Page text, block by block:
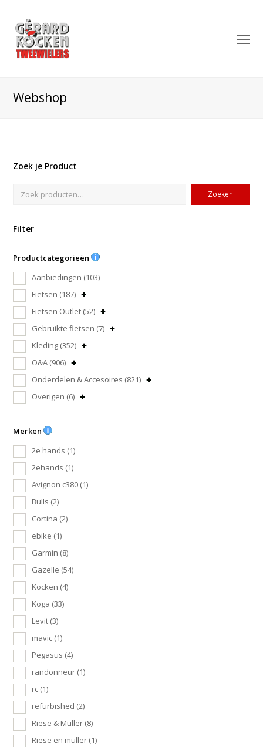
Webshop
Zoek je Product
Zoeken
Filter
Productcategorieën
Aanbiedingen (103)
Fietsen (187)
Fietsen Outlet (52)
Gebruikte fietsen (7)
Kleding (352)
O&A (906)
Onderdelen & Accesoires (821)
Overigen (6)
Merken
2e hands (1)
2ehands (1)
Avignon c380 (1)
Bulls (2)
Cortina (2)
ebike (1)
Garmin (8)
Gazelle (54)
Kocken (4)
Koga (33)
Levit (3)
mavic (1)
Pegasus (4)
randonneur (1)
rc (1)
refurbished (2)
Riese & Muller (8)
Riese en muller (1)